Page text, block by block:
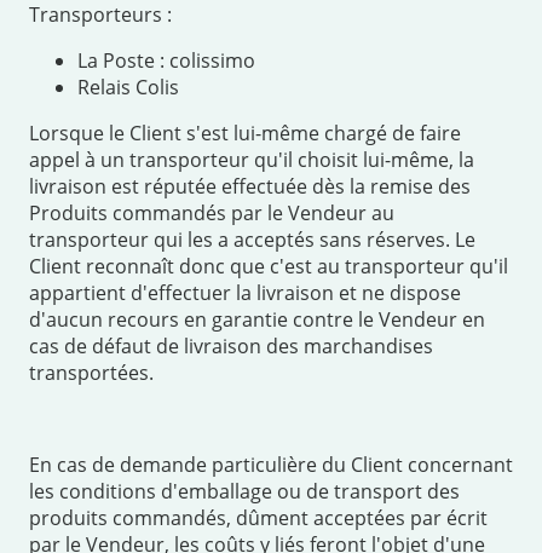
Transporteurs :
La Poste : colissimo
Relais Colis
Lorsque le Client s'est lui-même chargé de faire
appel à un transporteur qu'il choisit lui-même, la
livraison est réputée effectuée dès la remise des
Produits commandés par le Vendeur au
transporteur qui les a acceptés sans réserves. Le
Client reconnaît donc que c'est au transporteur qu'il
appartient d'effectuer la livraison et ne dispose
d'aucun recours en garantie contre le Vendeur en
cas de défaut de livraison des marchandises
transportées.
En cas de demande particulière du Client concernant
les conditions d'emballage ou de transport des
produits commandés, dûment acceptées par écrit
par le Vendeur, les coûts y liés feront l'objet d'une